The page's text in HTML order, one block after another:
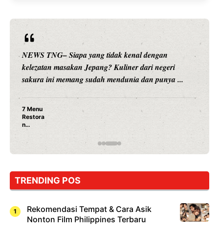
...
NEWS TNG– Siapa sangka, dua nama
hiburan, Nunung Srimulat dan Vicky
merambah dunia kuliner dengan ...
Nunung Srimulat & Vicky Prasetyo
Rahasia Mami Bikin Nagih!
TRENDING POS
Rekomendasi Tempat & Cara Asik
Nonton Film Philippines Terbaru